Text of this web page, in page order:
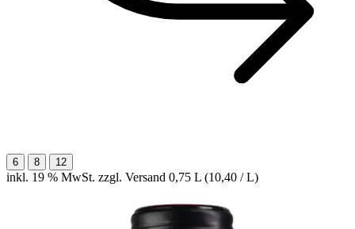
6 8 12
inkl. 19 % MwSt. zzgl. Versand 0,75 L (10,40 / L)